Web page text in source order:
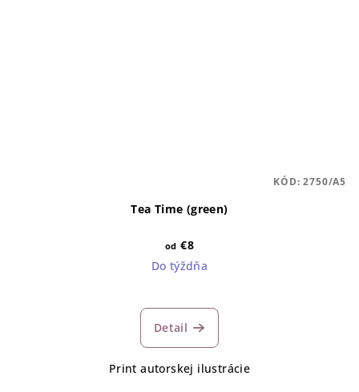
Tea Time (green)
od €8
Do týždňa
Detail
Print autorskej ilustrácie
KÓD:2750/A5